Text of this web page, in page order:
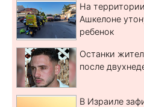
На
Ашкелоне
ребенок
Останки
после
В Израиле